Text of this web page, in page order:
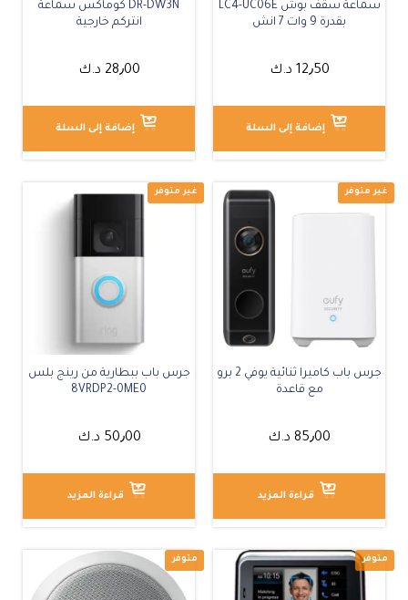
سماعة سقف بوش LC4-UC06E
بقدرة 9 وات 7 انش
12٫50 د.ك
إضافة إلى السلة
DR-DW3N كوماكس سماعة
انتركم خارجية
28٫00 د.ك
إضافة إلى السلة
جرس باب كاميرا ثنائية يوفي 2 برو
مع قاعدة
85٫00 د.ك
قراءة المزيد
جرس باب ببطارية من رينج بلس
8VRDP2-0ME0
50٫00 د.ك
قراءة المزيد